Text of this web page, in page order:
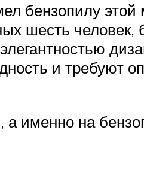
бензопилу этой
шесть человек,
и требуют
а именно на